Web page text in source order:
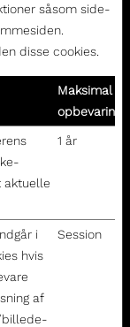
såsom side-
disse cookies.
Maksimal
aktuelle
1 år
i
hvis
af
billede-
Session